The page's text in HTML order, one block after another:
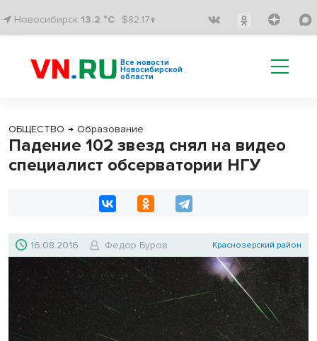
Новосибирск 13.2 °C $82.17↑
Все новости
Новосибирской
области
ОБЩЕСТВО → Образование
Падение 102 звезд снял на видео
специалист обсерватории НГУ
16.08.2016 Федор Буров Краснозерский район